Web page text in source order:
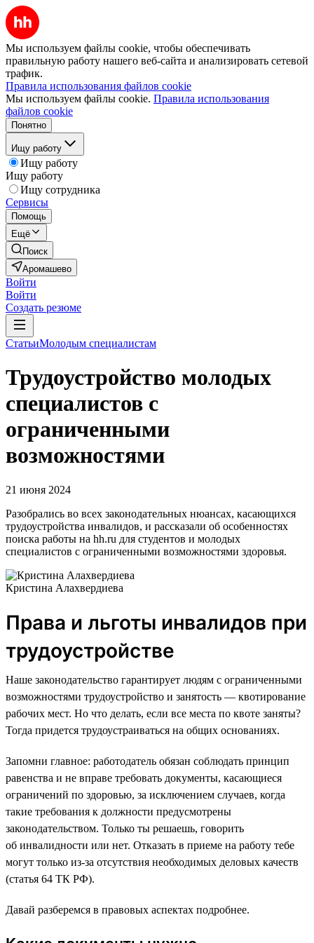
Мы используем файлы cookie, чтобы обеспечивать
правильную работу нашего веб-сайта и анализировать сетевой
трафик.
Правила использования файлов cookie
Мы используем файлы cookie. Правила использования
файлов cookie
Понятно
Ищу работу
Ищу работу
Ищу работу
Ищу сотрудника
Сервисы
Помощь
Ещё
Поиск
Аромашево
Войти
Войти
Создать резюме
СтатьиМолодым специалистам
Трудоустройство молодых
специалистов с
ограниченными
возможностями
21 июня 2024
Разобрались во всех законодательных нюансах, касающихся
трудоустройства инвалидов, и рассказали об особенностях
поиска работы на hh.ru для студентов и молодых
специалистов с ограниченными возможностями здоровья.
Кристина Алахвердиева
Права и льготы инвалидов при
трудоустройстве
Наше законодательство гарантирует людям с ограниченными
возможностями трудоустройство и занятость — квотирование
рабочих мест. Но что делать, если все места по квоте заняты?
Тогда придется трудоустраиваться на общих основаниях.
Запомни главное: работодатель обязан соблюдать принцип
равенства и не вправе требовать документы, касающиеся
ограничений по здоровью, за исключением случаев, когда
такие требования к должности предусмотрены
законодательством. Только ты решаешь, говорить
об инвалидности или нет. Отказать в приеме на работу тебе
могут только из-за отсутствия необходимых деловых качеств
(статья 64 ТК РФ).
Давай разберемся в правовых аспектах подробнее.